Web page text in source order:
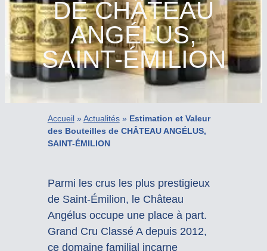
DE CHÂTEAU
ANGÉLUS,
SAINT-ÉMILION
Accueil»Actualités» Estimation et Valeur
des Bouteilles de CHÂTEAU ANGÉLUS,
SAINT-ÉMILION
Parmi les crus les plus prestigieux
de Saint-Émilion, le Château
Angélus occupe une place à part.
Grand Cru Classé A depuis 2012,
ce domaine familial incarne